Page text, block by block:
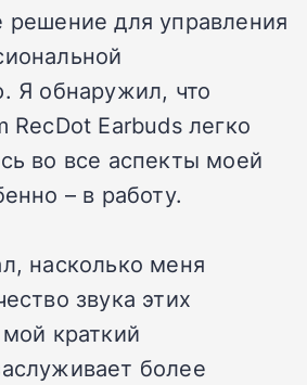
решение для управления
Я обнаружил, что
RecDot Earbuds легко
во все аспекты моей
– в работу.
насколько меня
звука этих
краткий
более